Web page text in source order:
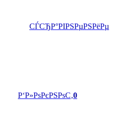
СЃСЂР°РІРЅРµРЅРёРµ
Р‘Р»РѕРєРЅРѕС‚0